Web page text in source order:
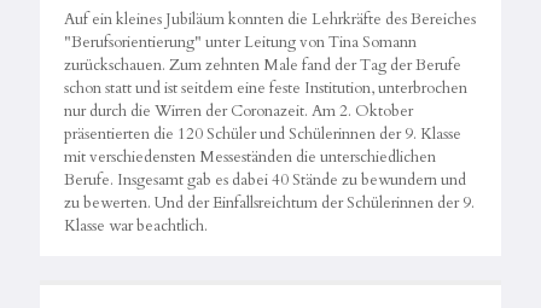
Auf ein kleines Jubiläum konnten die Lehrkräfte des Bereiches
"Berufsorientierung" unter Leitung von Tina Somann
zurückschauen. Zum zehnten Male fand der Tag der Berufe
schon statt und ist seitdem eine feste Institution, unterbrochen
nur durch die Wirren der Coronazeit. Am 2. Oktober
präsentierten die 120 Schüler und Schülerinnen der 9. Klasse
mit verschiedensten Messeständen die unterschiedlichen
Berufe. Insgesamt gab es dabei 40 Stände zu bewundern und
zu bewerten. Und der Einfallsreichtum der Schülerinnen der 9.
Klasse war beachtlich.